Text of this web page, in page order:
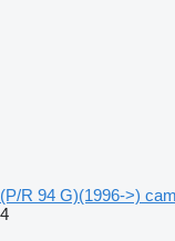
(P/R 94 G)(1996->)
4